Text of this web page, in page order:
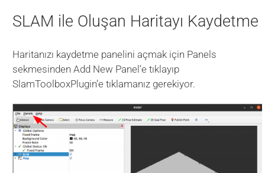
SLAM ile Oluşan Haritayı Kaydetme
Haritanızı kaydetme panelini açmak için Panels
sekmesinden Add New Panel’e tıklayıp
SlamToolboxPlugin’e tıklamanız gerekiyor.